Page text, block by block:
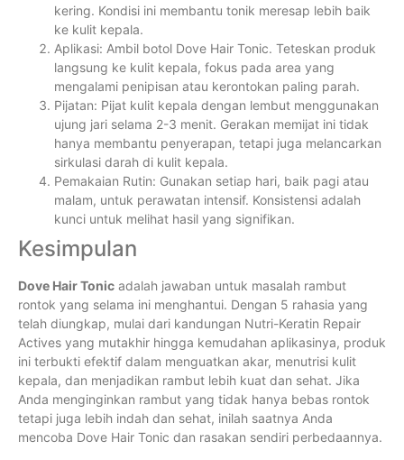
kering. Kondisi ini membantu tonik meresap lebih baik
ke kulit kepala.
Aplikasi: Ambil botol Dove Hair Tonic. Teteskan produk
langsung ke kulit kepala, fokus pada area yang
mengalami penipisan atau kerontokan paling parah.
Pijatan: Pijat kulit kepala dengan lembut menggunakan
ujung jari selama 2-3 menit. Gerakan memijat ini tidak
hanya membantu penyerapan, tetapi juga melancarkan
sirkulasi darah di kulit kepala.
Pemakaian Rutin: Gunakan setiap hari, baik pagi atau
malam, untuk perawatan intensif. Konsistensi adalah
kunci untuk melihat hasil yang signifikan.
Kesimpulan
Dove Hair Tonic adalah jawaban untuk masalah rambut
rontok yang selama ini menghantui. Dengan 5 rahasia yang
telah diungkap, mulai dari kandungan Nutri-Keratin Repair
Actives yang mutakhir hingga kemudahan aplikasinya, produk
ini terbukti efektif dalam menguatkan akar, menutrisi kulit
kepala, dan menjadikan rambut lebih kuat dan sehat. Jika
Anda menginginkan rambut yang tidak hanya bebas rontok
tetapi juga lebih indah dan sehat, inilah saatnya Anda
mencoba Dove Hair Tonic dan rasakan sendiri perbedaannya.